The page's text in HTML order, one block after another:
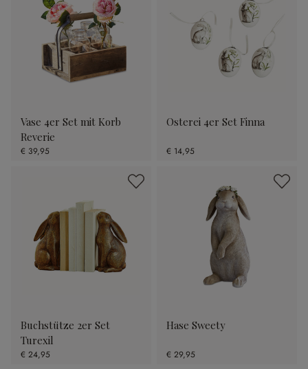
Vase 4er Set mit Korb
Reverie
€ 39,95
Osterei 4er Set Finna
€ 14,95
Buchstütze 2er Set
Turexil
€ 24,95
Hase Sweety
€ 29,95